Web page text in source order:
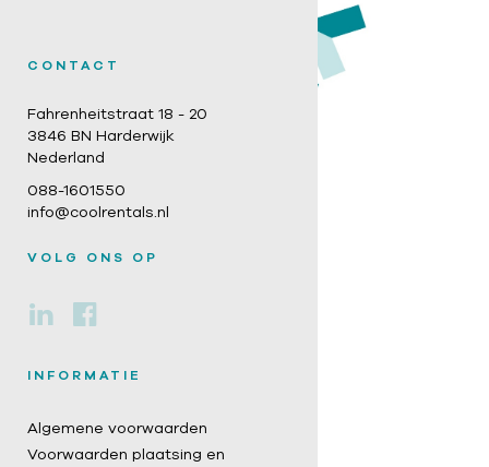
CONTACT
Fahrenheitstraat 18 - 20
3846 BN Harderwijk
Nederland
088-1601550
info@coolrentals.nl
VOLG ONS OP
INFORMATIE
Algemene voorwaarden
Voorwaarden plaatsing en